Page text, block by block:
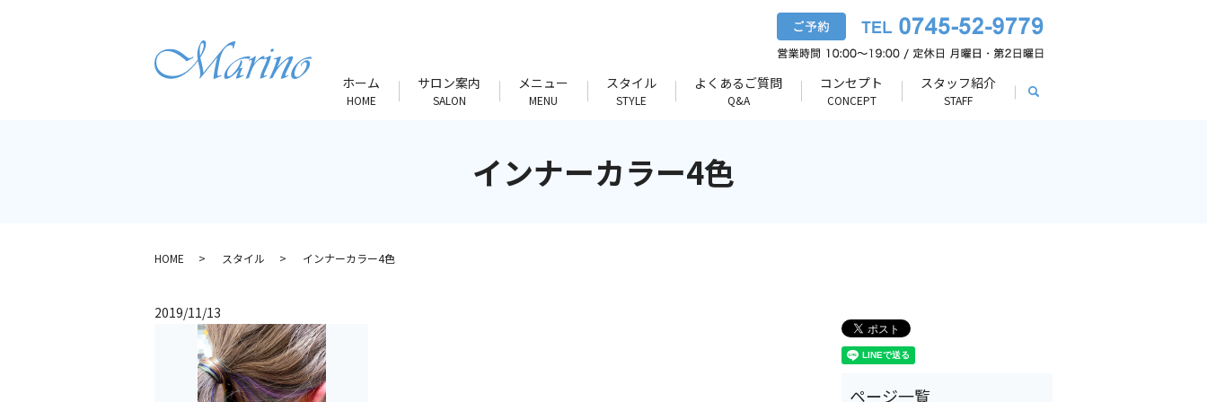
ホーム
HOME
サロン案内
SALON
メニュー
MENU
スタイル
STYLE
よくあるご質問
Q&A
コンセプト
CONCEPT
スタッフ紹介
STAFF search
インナーカラー4色
HOME スタイル インナーカラー4色
2019/11/13